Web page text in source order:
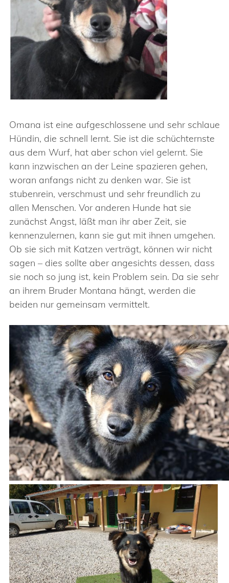
Omana ist eine aufgeschlossene und sehr schlaue
Hündin, die schnell lernt. Sie ist die schüchternste
aus dem Wurf, hat aber schon viel gelernt. Sie
kann inzwischen an der Leine spazieren gehen,
woran anfangs nicht zu denken war. Sie ist
stubenrein, verschmust und sehr freundlich zu
allen Menschen. Vor anderen Hunde hat sie
zunächst Angst, läßt man ihr aber Zeit, sie
kennenzulernen, kann sie gut mit ihnen umgehen.
Ob sie sich mit Katzen verträgt, können wir nicht
sagen – dies sollte aber angesichts dessen, dass
sie noch so jung ist, kein Problem sein. Da sie sehr
an ihrem Bruder Montana hängt, werden die
beiden nur gemeinsam vermittelt.